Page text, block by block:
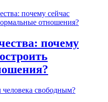
почему